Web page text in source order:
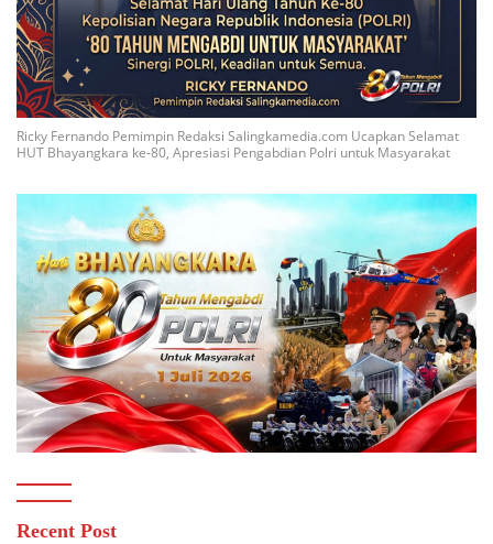
Ricky Fernando Pemimpin Redaksi Salingkamedia.com Ucapkan Selamat
HUT Bhayangkara ke-80, Apresiasi Pengabdian Polri untuk Masyarakat
Recent Post